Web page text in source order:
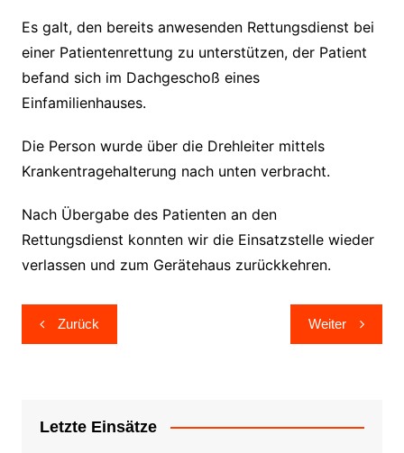
Es galt, den bereits anwesenden Rettungsdienst bei
einer Patientenrettung zu unterstützen, der Patient
befand sich im Dachgeschoß eines
Einfamilienhauses.
Die Person wurde über die Drehleiter mittels
Krankentragehalterung nach unten verbracht.
Nach Übergabe des Patienten an den
Rettungsdienst konnten wir die Einsatzstelle wieder
verlassen und zum Gerätehaus zurückkehren.
Beitragsnavigation
Zurück Weiter
Letzte Einsätze